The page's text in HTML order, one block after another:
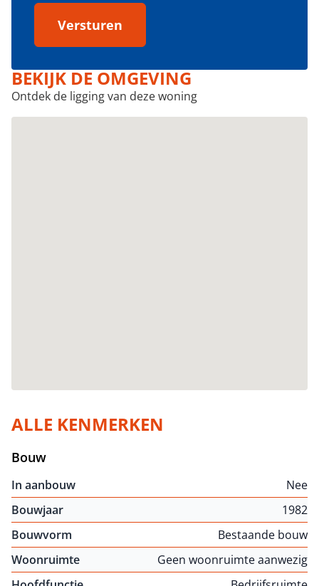
Versturen
BEKIJK DE OMGEVING
Ontdek de ligging van deze woning
ALLE KENMERKEN
Bouw
In aanbouw
Nee
Bouwjaar
1982
Bouwvorm
Bestaande bouw
Woonruimte
Geen woonruimte aanwezig